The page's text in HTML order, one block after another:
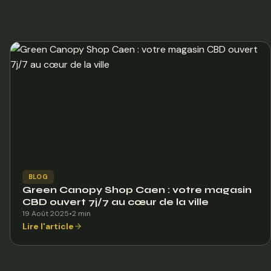
BLOG
Green Canopy Shop Caen : votre magasin
CBD ouvert 7j/7 au cœur de la ville
19 Août 2025•2 min
Lire l'article